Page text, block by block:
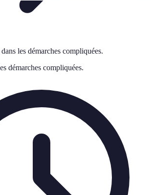
les démarches compliquées.
démarches compliquées.